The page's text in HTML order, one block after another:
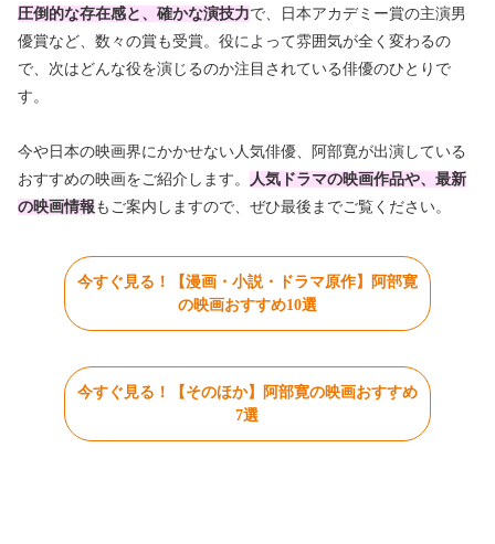
圧倒的な存在感と、確かな演技力で、日本アカデミー賞の主演男
優賞など、数々の賞も受賞。役によって雰囲気が全く変わるの
で、次はどんな役を演じるのか注目されている俳優のひとりで
す。
今や日本の映画界にかかせない人気俳優、阿部寛が出演している
おすすめの映画をご紹介します。
人気ドラマの映画作品や、最新
の映画情報 もご案内しますので、ぜひ最後までご覧ください。
今すぐ見る！【漫画・小説・ドラマ原作】阿部寛
の映画おすすめ10選
今すぐ見る！【そのほか】阿部寛の映画おすすめ
7選